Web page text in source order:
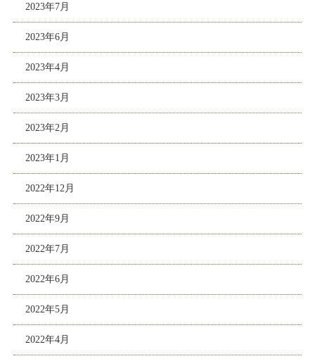
2023年7月
2023年6月
2023年4月
2023年3月
2023年2月
2023年1月
2022年12月
2022年9月
2022年7月
2022年6月
2022年5月
2022年4月